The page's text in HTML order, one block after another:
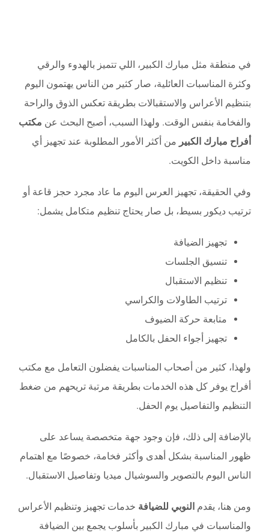
في منطقة مثل مبارك الكبير، اللي تتميز بالهدوء والرقي
وكثرة المناسبات العائلية، صار كثير من الناس يهتمون اليوم
بتنظيم الأعراس والاستقبالات بطريقة تعكس الذوق والراحة
والفخامة بنفس الوقت. ولهذا السبب، أصبح البحث عن مكتب
أفراح مبارك الكبير من أكثر الأمور المطلوبة عند تجهيز أي
مناسبة داخل الكويت.
وفي الحقيقة، تجهيز العرس اليوم ما عاد مجرد حجز قاعة أو
ترتيب ديكور بسيط، بل صار يحتاج تنظيم متكامل يشمل:
تجهيز الضيافة
تنسيق الجلسات
تنظيم الاستقبال
ترتيب الطاولات والكراسي
متابعة حركة الضيوف
تجهيز أجواء الحفل بالكامل
ولهذا، كثير من أصحاب المناسبات يفضلون التعامل مع مكتب
أفراح يوفر كل هذه الخدمات بطريقة مرتبة تريحهم من ضغط
التنظيم والتفاصيل يوم الحفل.
بالإضافة إلى ذلك، فإن وجود جهة متخصصة يساعد على
ظهور المناسبة بشكل أهدى وأكثر فخامة، خصوصًا مع اهتمام
الناس اليوم بالتصوير والسوشيال ميديا وتفاصيل الاستقبال.
ومن هنا، يقدم النوبي للضيافة خدمات تجهيز وتنظيم الأعراس
والمناسبات في مبارك الكبير بأسلوب يجمع بين الضيافة